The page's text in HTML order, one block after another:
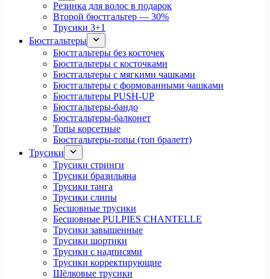
Резинка для волос в подарок
Второй бюстгальтер — 30%
Трусики 3+1
Бюстгальтеры
Бюстгальтеры без косточек
Бюстгальтеры с косточками
Бюстгальтеры с мягкими чашками
Бюстгальтеры с формованными чашками
Бюстгальтеры PUSH-UP
Бюстгальтеры-бандо
Бюстгальтеры-балконет
Топы корсетные
Бюстгальтеры-топы (топ бралетт)
Трусики
Трусики стринги
Трусики бразильяна
Трусики танга
Трусики слипы
Бесшовные трусики
Бесшовные PULPIES CHANTELLE
Трусики завышенные
Трусики шортики
Трусики с надписями
Трусики корректирующие
Шёлковые трусики